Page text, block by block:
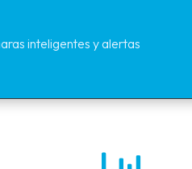
inteligentes y alertas